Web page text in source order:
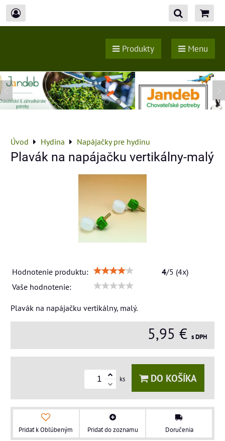
Produkty Menu
Úvod Hydina Napájačky pre hydinu
Plavák na napájačku vertikálny-malý
Hodnotenie produktu: 4/5 (4x)
Vaše hodnotenie:
Plavák na napájačku vertikálny, malý.
5,95 € s DPH
ks DO KOŠÍKA
Pridať k Obľúbeným Pridať do zoznamu Doručenia